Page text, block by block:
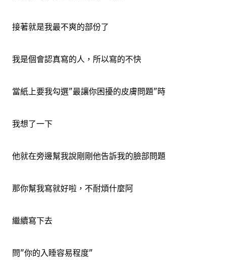
接著就是我最不爽的部份了
我是個會認真寫的人，所以寫的不快
當紙上要我勾選"最讓你困擾的皮膚問題"時
我想了一下
他就在旁邊幫我說剛剛他告訴我的臉部問題
那你幫我寫就好啦，不耐煩什麼阿
繼續寫下去
問"你的入睡容易程度"